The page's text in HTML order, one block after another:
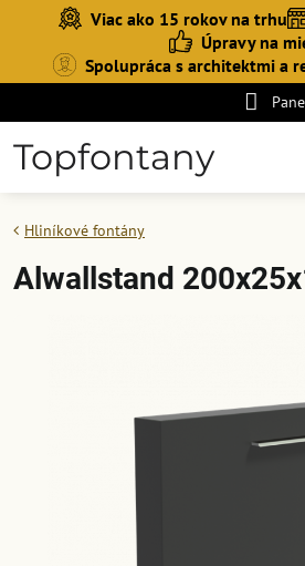
Viac ako 15 rokov na trhu
Úpravy na
Spolupráca s architektmi a
Topfontany
Hliníkové fontány
Alwallstand